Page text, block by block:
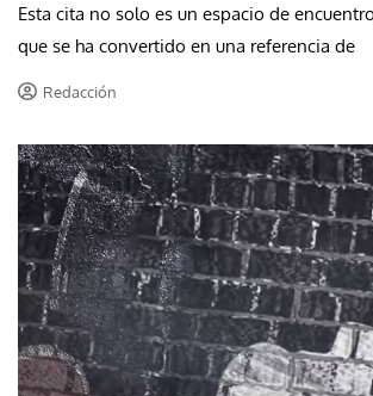
Esta cita no solo es un espacio de
que se ha convertido en una referencia de
Redacción